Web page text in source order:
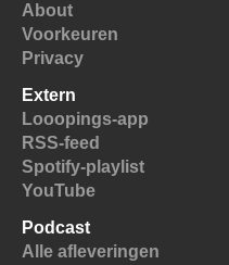
About
Voorkeuren
Privacy
Extern
Looopings-app
RSS-feed
Spotify-playlist
YouTube
Podcast
Alle afleveringen